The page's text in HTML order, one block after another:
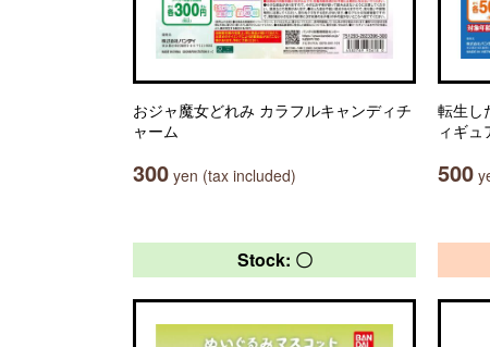
おジャ魔女どれみ カラフルキャンディチ
ャーム
300 yen (tax included)
転生し
ィギュ
500
Stock: 〇